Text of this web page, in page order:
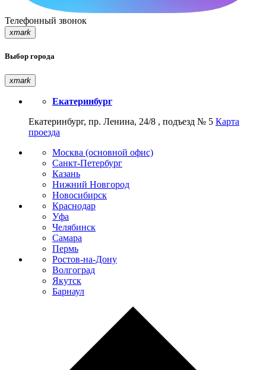
Телефонный звонок
xmark
Выбор города
xmark
Екатеринбург
Екатеринбург, пр. Ленина, 24/8 , подъезд № 5 Карта
проезда
Москва (основной офис)
Санкт-Петербург
Казань
Нижний Новгород
Новосибирск
Краснодар
Уфа
Челябинск
Самара
Пермь
Ростов-на-Дону
Волгоград
Якутск
Барнаул